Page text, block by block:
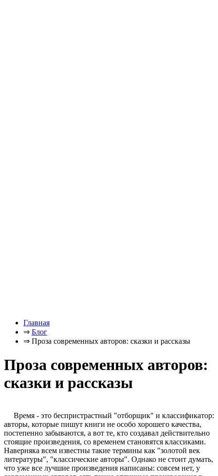
Главная
⇒ Блог
⇒ Проза современных авторов: сказки и рассказы
Проза современных авторов:
сказки и рассказы
Время - это беспристрастный "отборщик" и классификатор:
авторы, которые пишут книги не особо хорошего качества,
постепенно забываются, а вот те, кто создавал действительно
стоящие произведения, со временем становятся классиками.
Наверняка всем известны такие термины как "золотой век
литературы", "классические авторы". Однако не стоит думать,
что уже все лучшие произведения написаны: совсем нет, у